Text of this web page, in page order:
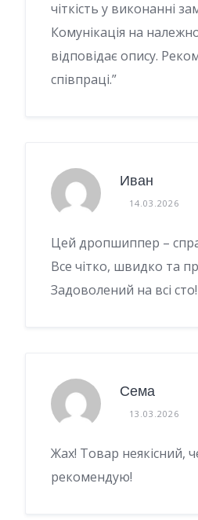
чіткість у виконанні
Комунікація на
відповідає опису.
співпраці.”
Иван
14.03.2026
Цей дропшиппер –
Все чітко, швидко та
Задоволений на всі
Сема
13.03.2026
Жах! Товар неякісний,
рекомендую!